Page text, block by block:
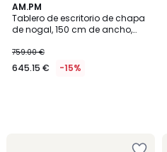
AM.PM
Tablero de escritorio de chapa
de nogal, 150 cm de ancho,
759.00 €
645.15 € -15%